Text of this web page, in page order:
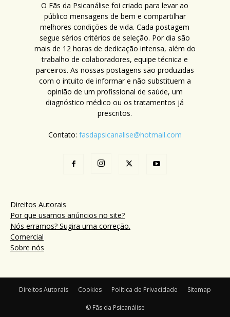
O Fãs da Psicanálise foi criado para levar ao
público mensagens de bem e compartilhar
melhores condições de vida. Cada postagem
segue sérios critérios de seleção. Por dia são
mais de 12 horas de dedicação intensa, além do
trabalho de colaboradores, equipe técnica e
parceiros. As nossas postagens são produzidas
com o intuito de informar e não substituem a
opinião de um profissional de saúde, um
diagnóstico médico ou os tratamentos já
prescritos.
Contato: fasdapsicanalise@hotmail.com
Direitos Autorais
Por que usamos anúncios no site?
Nós erramos? Sugira uma correção.
Comercial
Sobre nós
Direitos Autorais Cookies Política de Privacidade Sitemap
© Fãs da Psicanálise